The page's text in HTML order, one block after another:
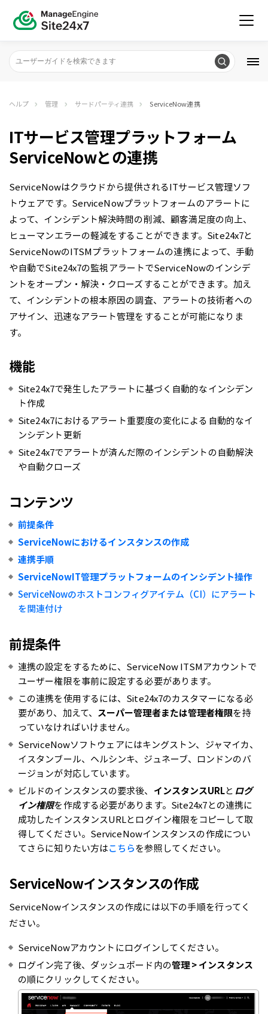
ヘルプ 管理 サードパーティ連携 ServiceNow連携
ITサービス管理プラットフォーム
ServiceNowとの連携
ServiceNowはクラウドから提供されるITサービス管理ソフ
トウェアです。ServiceNowプラットフォームのアラートに
よって、インシデント解決時間の削減、顧客満足度の向上、
ヒューマンエラーの軽減をすることができます。Site24x7と
ServiceNowのITSMプラットフォームの連携によって、手動
や自動でSite24x7の監視アラートでServiceNowのインシデ
ントをオープン・解決・クローズすることができます。加え
て、インシデントの根本原因の調査、アラートの技術者への
アサイン、迅速なアラート管理をすることが可能になりま
す。
機能
Site24x7で発生したアラートに基づく自動的なインシデン
ト作成
Site24x7におけるアラート重要度の変化による自動的なイ
ンシデント更新
Site24x7でアラートが済んだ際のインシデントの自動解決
や自動クローズ
コンテンツ
前提条件
ServiceNowにおけるインスタンスの作成
連携手順
ServiceNowIT管理プラットフォームのインシデント操作
ServiceNowのホストコンフィグアイテム（CI）にアラート
を関連付け
前提条件
連携の設定をするために、ServiceNow ITSMアカウントで
ユーザー権限を事前に設定する必要があります。
この連携を使用するには、Site24x7のカスタマーになる必
要があり、加えて、 スーパー管理者または管理者権限を持
っていなければいけません。
ServiceNowソフトウェアにはキングストン、ジャマイカ、
イスタンブール、ヘルシンキ、ジュネーブ、ロンドンのバ
ージョンが対応しています。
ビルドのインスタンスの要求後、 インスタンスURLと ログ
イン権限を作成する必要があります。Site24x7との連携に
成功したインスタンスURLとログイン権限をコピーして取
得してください。ServiceNowインスタンスの作成につい
てさらに知りたい方はこちらを参照してください。
ServiceNowインスタンスの作成
ServiceNowインスタンスの作成には以下の手順を行ってく
ださい。
ServiceNowアカウントにログインしてください。
ログイン完了後、ダッシュボード内の管理 > インスタンス
の順にクリックしてください。